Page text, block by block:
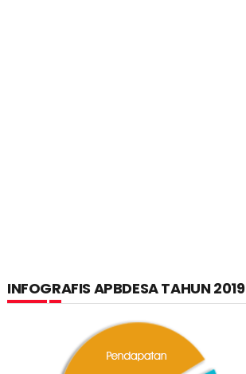
INFOGRAFIS APBDESA TAHUN 2019